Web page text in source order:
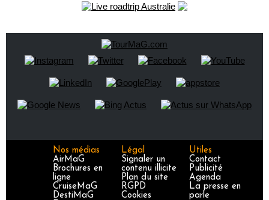
Nos médias
AirMaG
Brochures en
ligne
CruiseMaG
DestiMaG
Légal
Signaler un
contenu illicite
Plan du site
RGPD
Cookies
Utiles
Contact
Publicité
Agenda
La presse en
parle